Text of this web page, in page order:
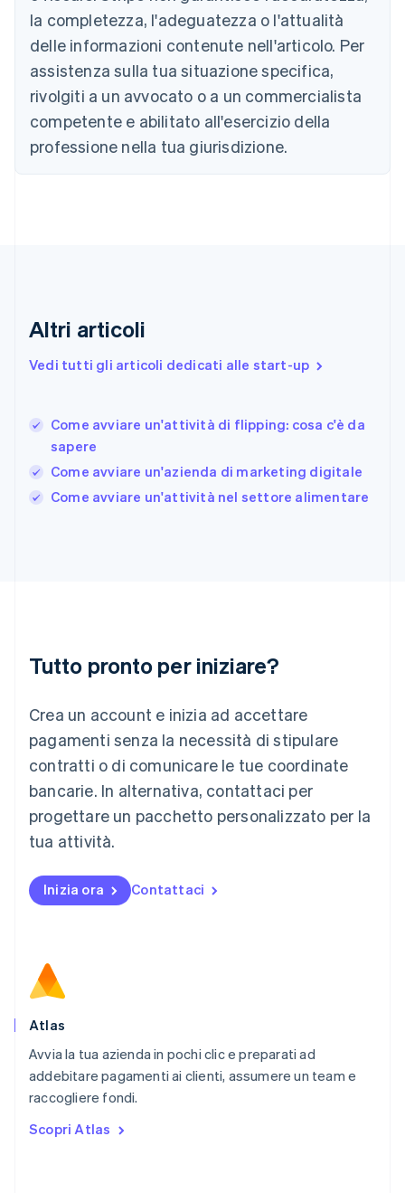
la completezza, l'adeguatezza o l'attualità
delle informazioni contenute nell'articolo. Per
assistenza sulla tua situazione specifica,
rivolgiti a un avvocato o a un commercialista
competente e abilitato all'esercizio della
professione nella tua giurisdizione.
Altri articoli
Vedi tutti gli articoli dedicati alle start-up
Come avviare un'attività di flipping: cosa c'è da
sapere
Come avviare un'azienda di marketing digitale
Come avviare un'attività nel settore alimentare
Tutto pronto per iniziare?
Crea un account e inizia ad accettare
pagamenti senza la necessità di stipulare
contratti o di comunicare le tue coordinate
bancarie. In alternativa, contattaci per
progettare un pacchetto personalizzato per la
tua attività.
Inizia ora Contattaci
Atlas
Avvia la tua azienda in pochi clic e preparati ad
addebitare pagamenti ai clienti, assumere un team e
raccogliere fondi.
Scopri Atlas
Canada
English Français
Cina continentale
简体中文English
English
Croazia
English
Danimarca
English
FrançaisEnglish
DeutschEnglish
Gibilterra
Grecia
English
India
Lituania
Lussemburgo
Deutsch English
Malaysia
English 简体中文
Malta
Messico
EspañolEnglish
English
Nuova Zelanda
English
Portogallo
Português
English简体中文
Regno Unito
English
English